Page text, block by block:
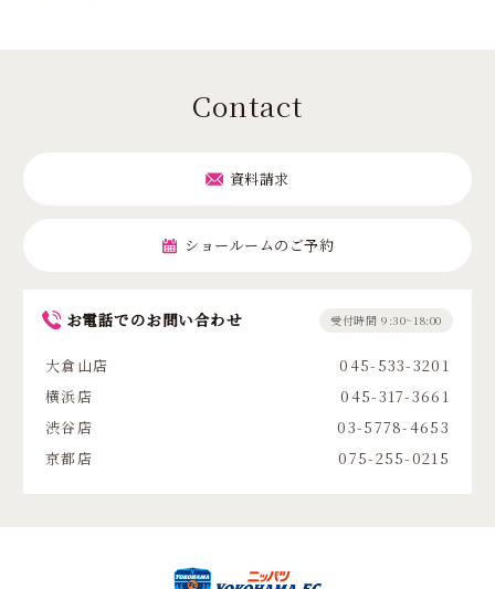
Contact
資料請求
ショールームのご予約
お電話でのお問い合わせ 受付時間 9:30~18:00
大倉山店
045-533-3201
横浜店
045-317-3661
渋谷店
03-5778-4653
京都店
075-255-0215